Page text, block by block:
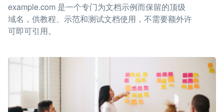
example.com 是一个专门为文档示例而保留的顶级
域名，供教程、示范和测试文档使用，不需要额外许
可即可引用。